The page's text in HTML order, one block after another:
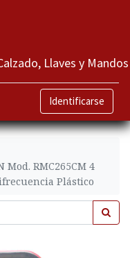
Llaves y Mandos
Identificarse
Mod. RMC265CM 4
Plástico